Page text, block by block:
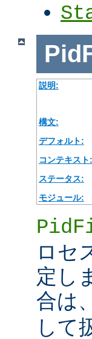
説明:
構文:
デフォルト:
コンテキスト:
ステータス:
モジュール:
ロセ
定し
合は、
して